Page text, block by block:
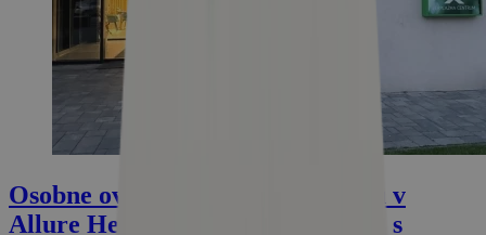
Osobne overené: Recenzia pobytu v
Allure Healthy Hoteli & Spa **** s